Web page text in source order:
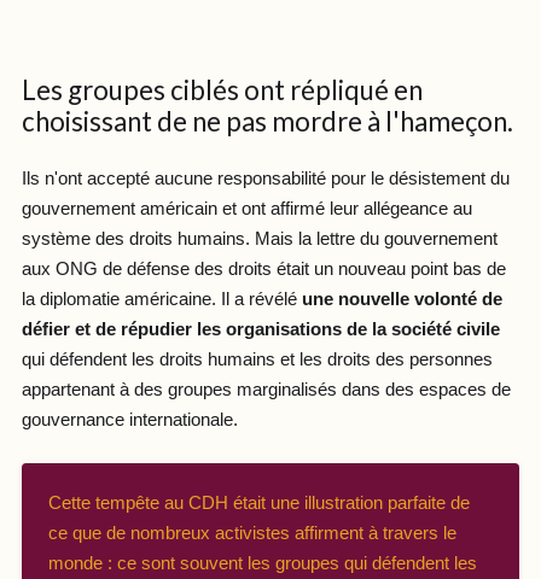
Les groupes ciblés ont répliqué en
choisissant de ne pas mordre à l'hameçon.
Ils n'ont accepté aucune responsabilité pour le désistement du
gouvernement américain et ont affirmé leur allégeance au
système des droits humains. Mais la lettre du gouvernement
aux ONG de défense des droits était un nouveau point bas de
la diplomatie américaine. Il a révélé une nouvelle volonté de
défier et de répudier les organisations de la société civile
qui défendent les droits humains et les droits des personnes
appartenant à des groupes marginalisés dans des espaces de
gouvernance internationale.
Cette tempête au CDH était une illustration parfaite de
ce que de nombreux activistes affirment à travers le
monde : ce sont souvent les groupes qui défendent les